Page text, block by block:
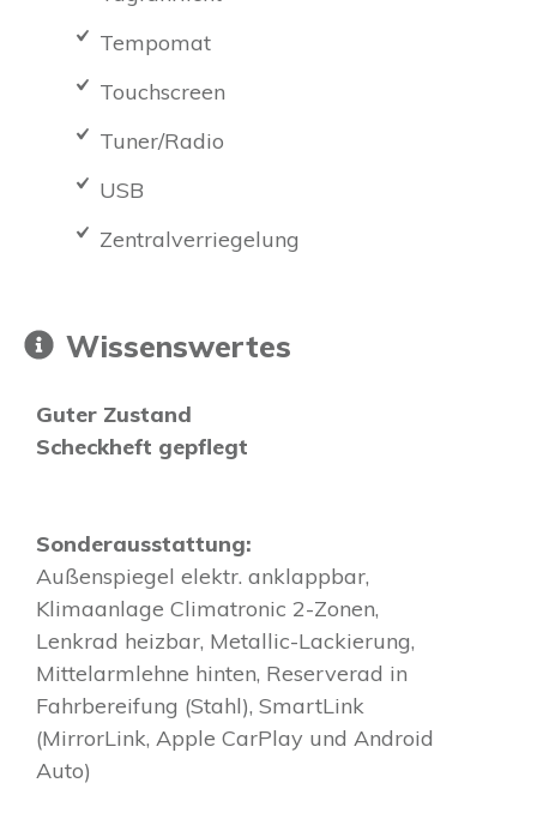
Tempomat
Touchscreen
Tuner/Radio
USB
Zentralverriegelung
Wissenswertes
Guter Zustand
Scheckheft gepflegt
Sonderausstattung:
Außenspiegel elektr. anklappbar,
Klimaanlage Climatronic 2-Zonen,
Lenkrad heizbar, Metallic-Lackierung,
Mittelarmlehne hinten, Reserverad in
Fahrbereifung (Stahl), SmartLink
(MirrorLink, Apple CarPlay und Android
Auto)